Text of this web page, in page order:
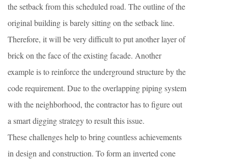
the setback from this scheduled road. The outline of the
original building is barely sitting on the setback line.
Therefore, it will be very difficult to put another layer of
brick on the face of the existing facade. Another
example is to reinforce the underground structure by the
code requirement. Due to the overlapping piping system
with the neighborhood, the contractor has to figure out
a smart digging strategy to result this issue.
These challenges help to bring countless achievements
in design and construction. To form an inverted cone